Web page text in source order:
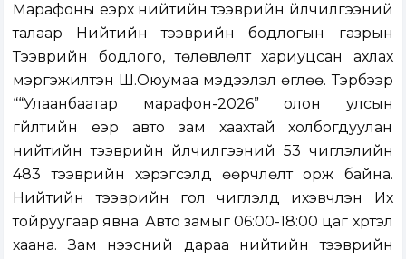
Марафоны үеэрх нийтийн тээврийн үйлчилгээний
талаар Нийтийн тээврийн бодлогын газрын
Тээврийн бодлого, төлөвлөлт хариуцсан ахлах
мэргэжилтэн Ш.Оюумаа мэдээлэл өглөө. Тэрбээр
““Улаанбаатар марафон-2026” олон улсын
гүйлтийн үеэр авто зам хаахтай холбогдуулан
нийтийн тээврийн үйлчилгээний 53 чиглэлийн
483 тээврийн хэрэгсэлд өөрчлөлт орж байна.
Нийтийн тээврийн гол чиглэлүүд ихэвчлэн Их
тойруугаар явна. Авто замыг 06:00-18:00 цаг хүртэл
хаана. Зам нээсний дараа нийтийн тээврийн